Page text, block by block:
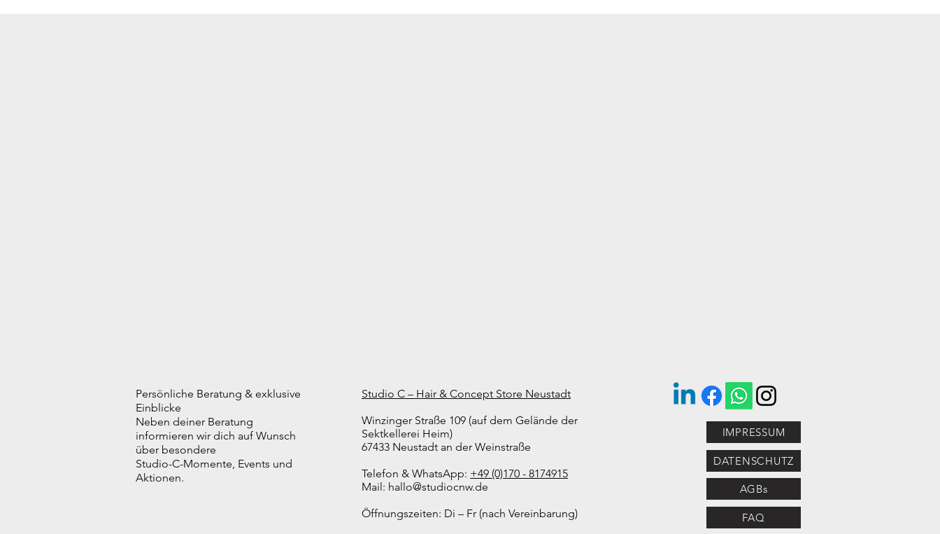
Persönliche Beratung & exklusive
Einblicke
Neben deiner Beratung
informieren wir dich auf Wunsch
über besondere
Studio-C-Momente, Events und
Aktionen.
Studio C – Hair & Concept Store Neustadt
Winzinger Straße 109 (auf dem Gelände der
Sektkellerei Heim)
67433 Neustadt an der Weinstraße
Telefon & WhatsApp: +49 (0)170 - 8174915
Mail: hallo@studiocnw.de
Öffnungszeiten: Di – Fr (nach Vereinbarung)
IMPRESSUM
DATENSCHUTZ
AGBs
FAQ